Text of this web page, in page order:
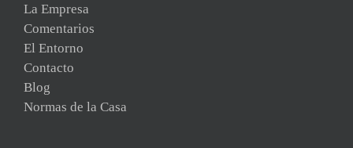
La Empresa
Comentarios
El Entorno
Contacto
Blog
Normas de la Casa